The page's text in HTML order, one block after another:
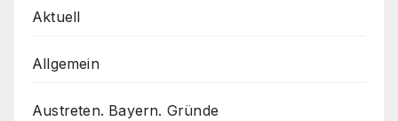
Aktuell
Allgemein
Austreten. Bayern. Gründe